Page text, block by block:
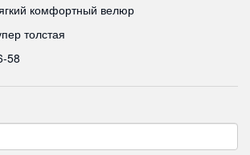
комфортный велюр
толстая
58